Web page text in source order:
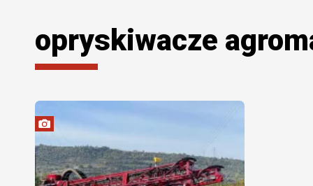
opryskiwacze